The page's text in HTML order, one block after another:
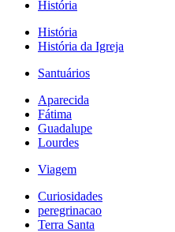
História
História
História da Igreja
Santuários
Aparecida
Fátima
Guadalupe
Lourdes
Viagem
Curiosidades
peregrinacao
Terra Santa